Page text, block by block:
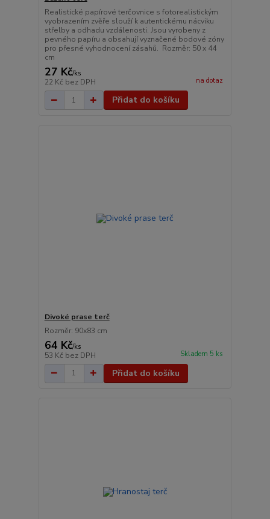
Realistické papírové terčovnice s fotorealistickým
vyobrazením zvěře slouží k autentickému nácviku
střelby a odhadu vzdálenosti. Jsou vyrobeny z
pevného papíru a obsahují vyznačené bodové zóny
pro přesné vyhodnocení zásahů. Rozměr: 50 x 44
cm
27 Kč/ks
22 Kč bez DPH na dotaz
Přidat do košíku
Divoké prase terč
Rozměr: 90x83 cm
64 Kč/ks
53 Kč bez DPH Skladem 5 ks
Přidat do košíku